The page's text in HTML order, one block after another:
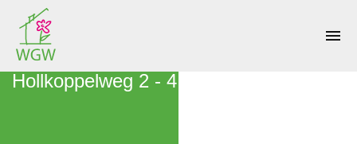
menu
Hollkoppelweg 2 - 4